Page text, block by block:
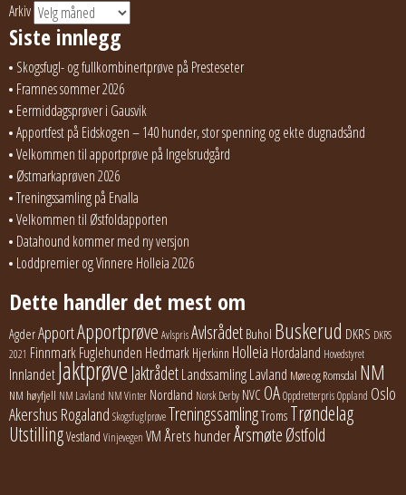
Arkiv
Siste innlegg
Skogsfugl- og fullkombinertprøve på Presteseter
Framnes sommer 2026
Eermiddagsprøver i Gausvik
Apportfest på Eidskogen – 140 hunder, stor spenning og ekte dugnadsånd
Velkommen til apportprøve på Ingelsrudgård
Østmarkaprøven 2026
Treningssamling på Ervalla
Velkommen til Østfoldapporten
Datahound kommer med ny versjon
Loddpremier og Vinnere Holleia 2026
Dette handler det mest om
AgderApportApportprøve AvlsprisAvlsrådet Buhol Buskerud DKRS DKRS
2021 FinnmarkFuglehunden Hedmark Hjerkinn Holleia Hordaland Hovedstyret
InnlandetJaktprøve JaktrådetLandssamlingLavland Møre og Romsdal NM
NM høyfjell NM Lavland NM Vinter Nordland Norsk Derby NVC OAOppdretterprisOppland Oslo
Akershus Rogaland SkogsfuglprøveTreningssamlingTroms Trøndelag
UtstillingVestland Vinjevegen VMÅrets hunderÅrsmøteØstfold